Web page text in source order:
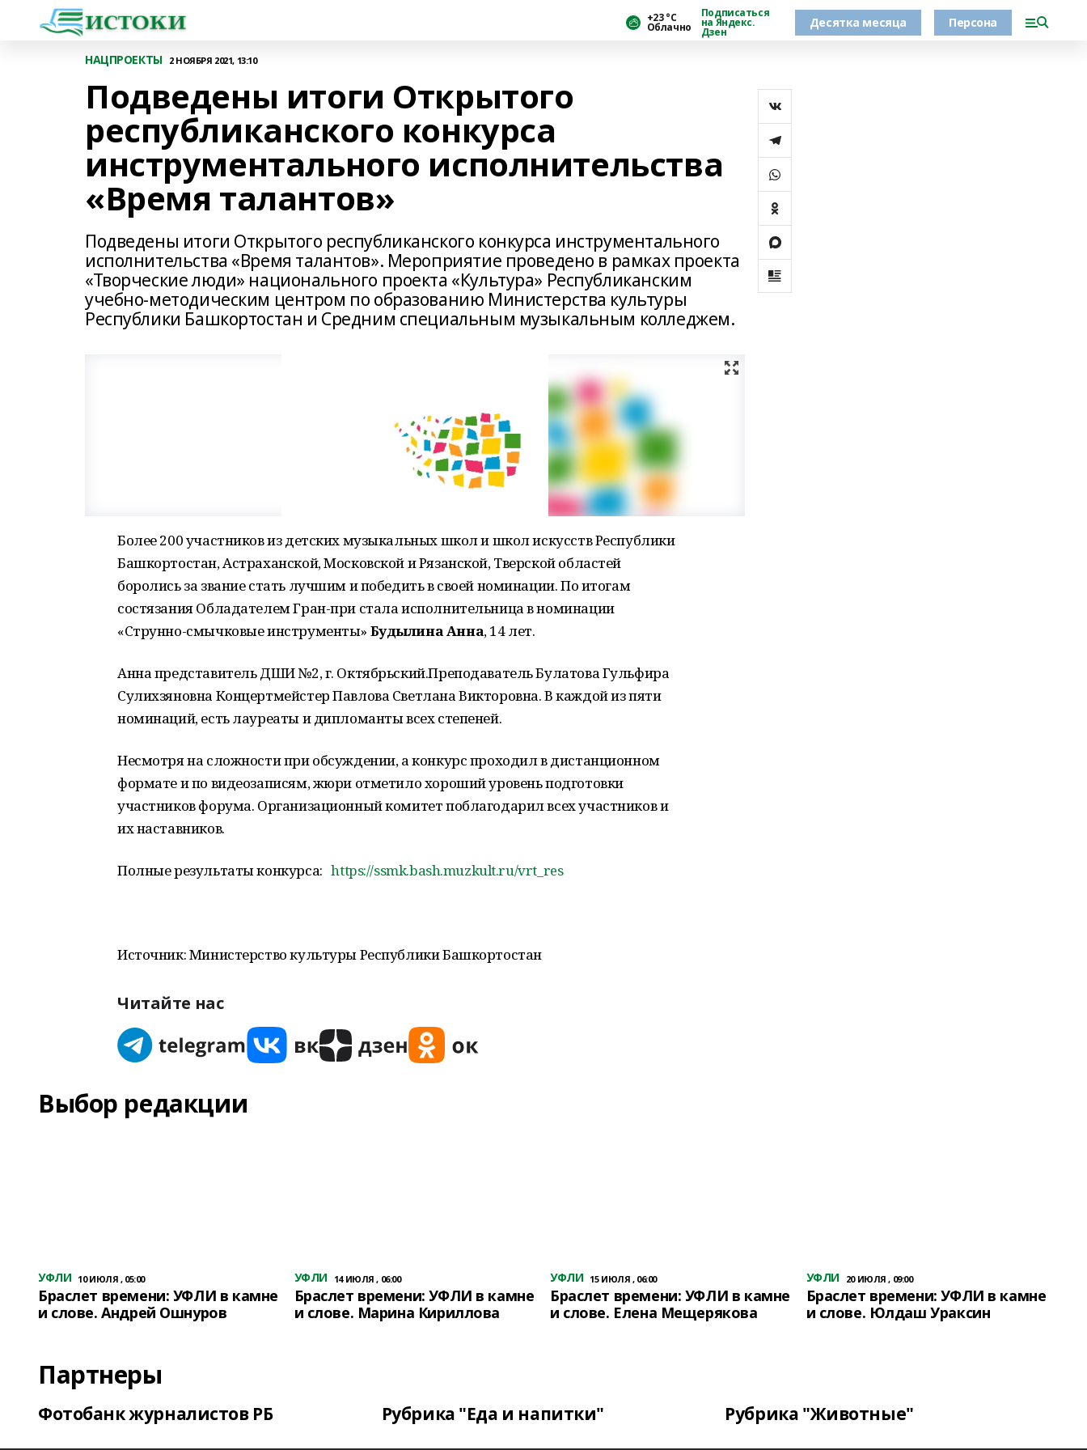
+23 °С
Облачно
Подписаться
на Яндекс.
Дзен
Десятка месяца Персона
НАЦПРОЕКТЫ 2 НОЯБРЯ 2021, 13:10
Подведены итоги Открытого
республиканского конкурса
инструментального исполнительства
«Время талантов»
Подведены итоги Открытого республиканского конкурса инструментального
исполнительства «Время талантов». Мероприятие проведено в рамках проекта
«Творческие люди» национального проекта «Культура» Республиканским
учебно-методическим центром по образованию Министерства культуры
Республики Башкортостан и Средним специальным музыкальным колледжем.
Более 200 участников из детских музыкальных школ и школ искусств Республики
Башкортостан, Астраханской, Московской и Рязанской, Тверской областей
боролись за звание стать лучшим и победить в своей номинации. По итогам
состязания Обладателем Гран-при стала исполнительница в номинации
«Струнно-смычковые инструменты» Будылина Анна, 14 лет.
Анна представитель ДШИ №2, г. Октябрьский.Преподаватель Булатова Гульфира
Сулихзяновна Концертмейстер Павлова Светлана Викторовна. В каждой из пяти
номинаций, есть лауреаты и дипломанты всех степеней.
Несмотря на сложности при обсуждении, а конкурс проходил в дистанционном
формате и по видеозаписям, жюри отметило хороший уровень подготовки
участников форума. Организационный комитет поблагодарил всех участников и
их наставников.
Полные результаты конкурса:https://ssmk.bash.muzkult.ru/vrt_res
Источник: Министерство культуры Республики Башкортостан
Читайте нас
Выбор редакции
УФЛИ 10 ИЮЛЯ , 05:00
Браслет времени: УФЛИ в камне
и слове. Андрей Ошнуров
УФЛИ 14 ИЮЛЯ , 06:00
Браслет времени: УФЛИ в камне
и слове. Марина Кириллова
УФЛИ 15 ИЮЛЯ , 06:00
Браслет времени: УФЛИ в камне
и слове. Елена Мещерякова
УФЛИ 20 ИЮЛЯ , 09:00
Браслет времени: УФЛИ в камне
и слове. Юлдаш Ураксин
Партнеры
Фотобанк журналистов РБ Рубрика "Еда и напитки" Рубрика "Животные"